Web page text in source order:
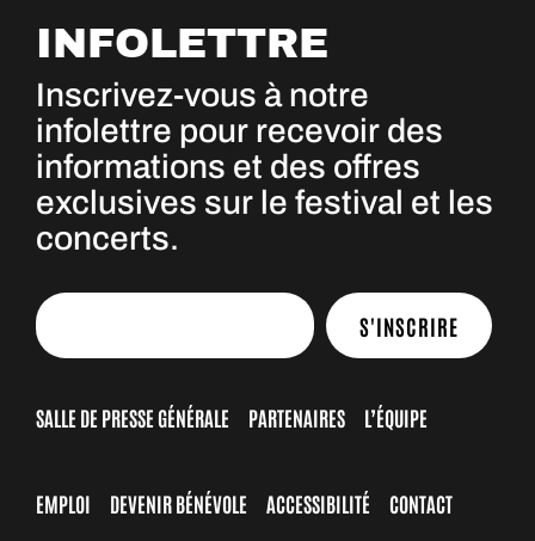
INFOLETTRE
Inscrivez-vous à notre
infolettre pour recevoir des
informations et des offres
exclusives sur le festival et les
concerts.
S'INSCRIRE
SALLE DE PRESSE GÉNÉRALE PARTENAIRES L’ÉQUIPE
EMPLOI DEVENIR BÉNÉVOLE ACCESSIBILITÉ CONTACT